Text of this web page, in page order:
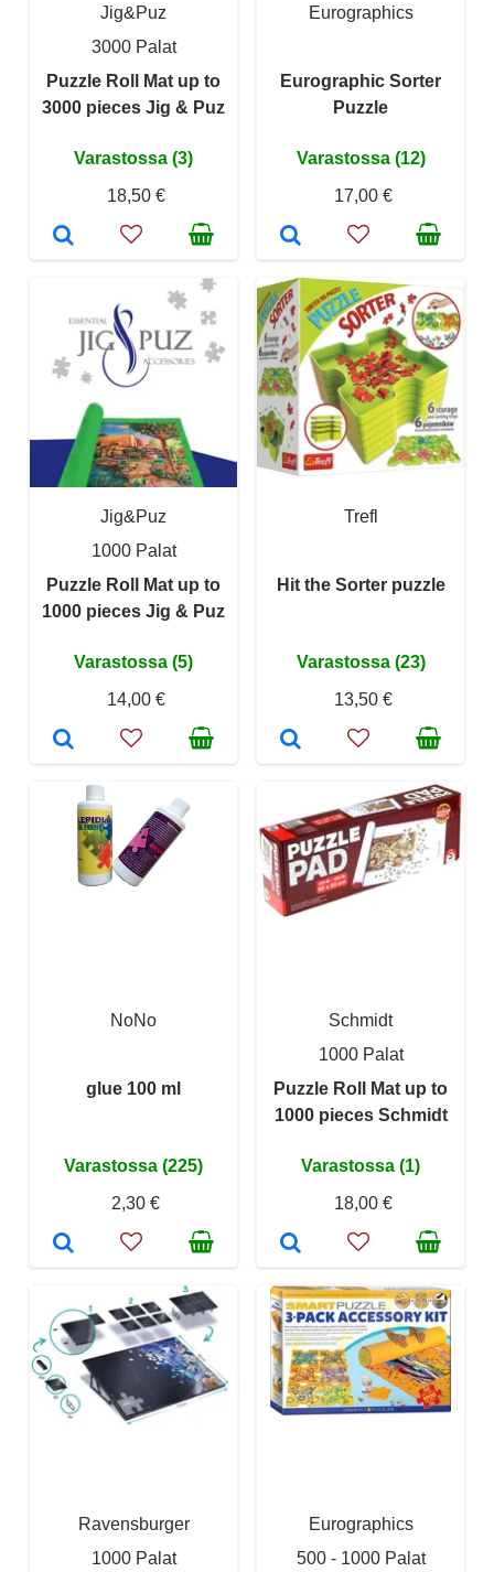
Jig&Puz
3000 Palat
Puzzle Roll Mat up to
3000 pieces Jig & Puz
Varastossa (3)
18,50 €
Eurographics
Eurographic Sorter
Puzzle
Varastossa (12)
17,00 €
Jig&Puz
1000 Palat
Puzzle Roll Mat up to
1000 pieces Jig & Puz
Varastossa (5)
14,00 €
Trefl
Hit the Sorter puzzle
Varastossa (23)
13,50 €
NoNo
glue 100 ml
Varastossa (225)
2,30 €
Schmidt
1000 Palat
Puzzle Roll Mat up to
1000 pieces Schmidt
Varastossa (1)
18,00 €
Ravensburger
1000 Palat
Eurographics
500 - 1000 Palat